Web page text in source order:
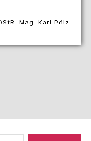
Mag. Karl Pölz